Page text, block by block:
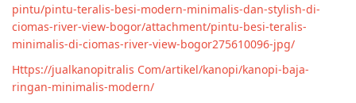
pintu/pintu-teralis-besi-modern-minimalis-dan-stylish-di-
ciomas-river-view-bogor/attachment/pintu-besi-teralis-
minimalis-di-ciomas-river-view-bogor275610096-jpg/
Https://jualkanopitralis Com/artikel/kanopi/kanopi-baja-
ringan-minimalis-modern/